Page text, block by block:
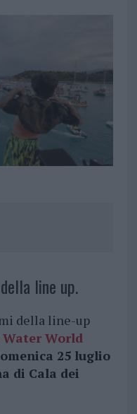
line up.
della line-up
World
25 luglio
di Cala dei